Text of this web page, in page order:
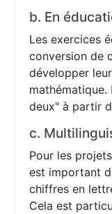
b. En
Les exercices
conversion de
développer
mathématique.
deux" à partir
c.
Pour les
est important
chiffres en
Cela est